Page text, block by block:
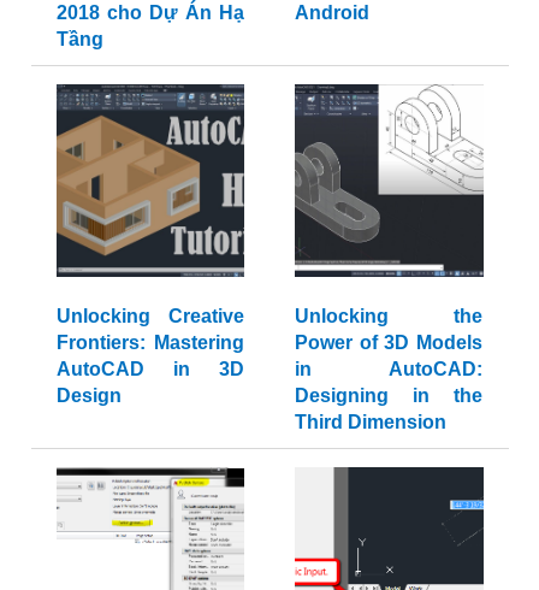
2018 cho Dự Án Hạ
Tầng
Android
Unlocking Creative
Frontiers: Mastering
AutoCAD in 3D
Design
Unlocking the
Power of 3D Models
in AutoCAD:
Designing in the
Third Dimension